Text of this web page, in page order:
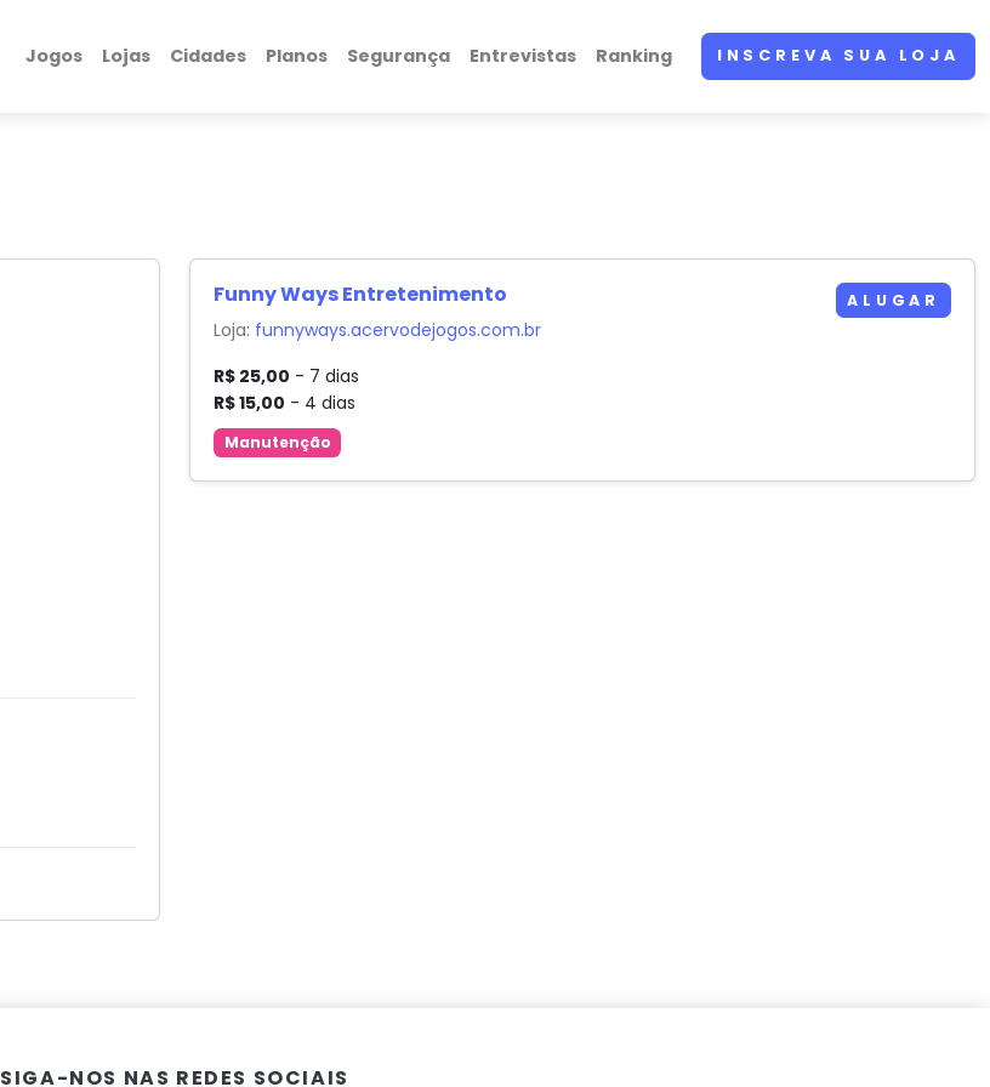
Jogos Lojas Cidades Planos Segurança Entrevistas Ranking INSCREVA SUA LOJA
Funny Ways Entretenimento
Loja: funnyways.acervodejogos.com.br
R$ 25,00 - 7 dias
R$ 15,00 - 4 dias
Manutenção
ALUGAR
SIGA-NOS NAS REDES SOCIAIS